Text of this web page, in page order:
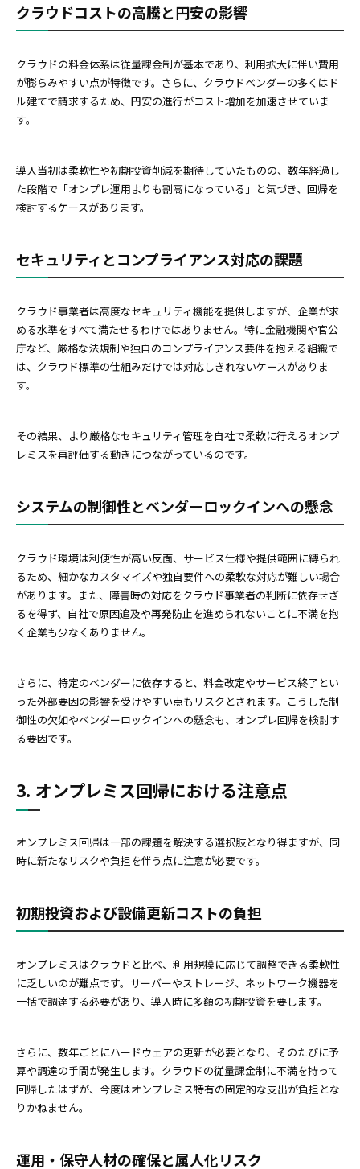
クラウドコストの高騰と円安の影響
クラウドの料金体系は従量課金制が基本であり、利用拡大に伴い費用
が膨らみやすい点が特徴です。さらに、クラウドベンダーの多くはド
ル建てで請求するため、円安の進行がコスト増加を加速させていま
す。
導入当初は柔軟性や初期投資削減を期待していたものの、数年経過し
た段階で「オンプレ運用よりも割高になっている」と気づき、回帰を
検討するケースがあります。
セキュリティとコンプライアンス対応の課題
クラウド事業者は高度なセキュリティ機能を提供しますが、企業が求
める水準をすべて満たせるわけではありません。特に金融機関や官公
庁など、厳格な法規制や独自のコンプライアンス要件を抱える組織で
は、クラウド標準の仕組みだけでは対応しきれないケースがありま
す。
その結果、より厳格なセキュリティ管理を自社で柔軟に行えるオンプ
レミスを再評価する動きにつながっているのです。
システムの制御性とベンダーロックインへの懸念
クラウド環境は利便性が高い反面、サービス仕様や提供範囲に縛られ
るため、細かなカスタマイズや独自要件への柔軟な対応が難しい場合
があります。また、障害時の対応をクラウド事業者の判断に依存せざ
るを得ず、自社で原因追及や再発防止を進められないことに不満を抱
く企業も少なくありません。
さらに、特定のベンダーに依存すると、料金改定やサービス終了とい
った外部要因の影響を受けやすい点もリスクとされます。こうした制
御性の欠如やベンダーロックインへの懸念も、オンプレ回帰を検討す
る要因です。
3. オンプレミス回帰における注意点
オンプレミス回帰は一部の課題を解決する選択肢となり得ますが、同
時に新たなリスクや負担を伴う点に注意が必要です。
初期投資および設備更新コストの負担
オンプレミスはクラウドと比べ、利用規模に応じて調整できる柔軟性
に乏しいのが難点です。サーバーやストレージ、ネットワーク機器を
一括で調達する必要があり、導入時に多額の初期投資を要します。
さらに、数年ごとにハードウェアの更新が必要となり、そのたびに予
算や調達の手間が発生します。クラウドの従量課金制に不満を持って
回帰したはずが、今度はオンプレミス特有の固定的な支出が負担とな
りかねません。
運用・保守人材の確保と属人化リスク